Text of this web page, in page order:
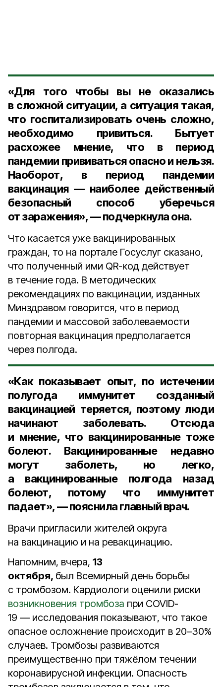
«Для того чтобы вы не оказались
в сложной ситуации, а ситуация такая,
что госпитализировать очень сложно,
необходимо привиться. Бытует
расхожее мнение, что в период
пандемии прививаться опасно и нельзя.
Наоборот, в период пандемии
вакцинация — наиболее действенный
безопасный способ уберечься
от заражения», — подчеркнула она.
Что касается уже вакцинированных
граждан, то на портале Госуслуг сказано,
что полученный ими QR-код действует
в течение года. В методических
рекомендациях по вакцинации, изданных
Минздравом говорится, что в период
пандемии и массовой заболеваемости
повторная вакцинация предполагается
через полгода.
«Как показывает опыт, по истечении
полугода иммунитет созданный
вакцинацией теряется, поэтому люди
начинают заболевать. Отсюда
и мнение, что вакцинированные тоже
болеют. Вакцинированные недавно
могут заболеть, но легко,
а вакцинированные полгода назад
болеют, потому что иммунитет
падает», — пояснила главный врач.
Врачи пригласили жителей округа
на вакцинацию и на ревакцинацию.
Напомним, вчера, 13
октября, был Всемирный день борьбы
с тромбозом. Кардиологи оценили риски
возникновения тромбоза при COVID-
19 — исследования показывают, что такое
опасное осложнение происходит в 20–30%
случаев. Тромбозы развиваются
преимущественно при тяжёлом течении
коронавирусной инфекции. Опасность